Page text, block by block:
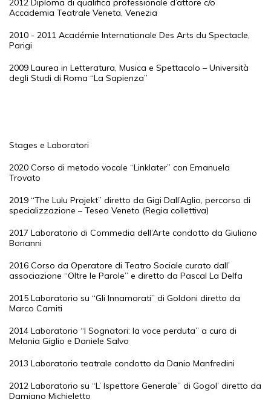
2012 Diploma di qualifica professionale d’attore c/o
Accademia Teatrale Veneta, Venezia
2010 - 2011 Académie Internationale Des Arts du Spectacle,
Parigi
2009 Laurea in Letteratura, Musica e Spettacolo – Università
degli Studi di Roma “La Sapienza”
Stages e Laboratori
2020 Corso di metodo vocale “Linklater” con Emanuela
Trovato
2019 “The Lulu Projekt” diretto da Gigi Dall’Aglio, percorso di
specializzazione – Teseo Veneto (Regia collettiva)
2017 Laboratorio di Commedia dell’Arte condotto da Giuliano
Bonanni
2016 Corso da Operatore di Teatro Sociale curato dall’
associazione “Oltre le Parole” e diretto da Pascal La Delfa
2015 Laboratorio su “Gli Innamorati” di Goldoni diretto da
Marco Carniti
2014 Laboratorio “I Sognatori: la voce perduta” a cura di
Melania Giglio e Daniele Salvo
2013 Laboratorio teatrale condotto da Danio Manfredini
2012 Laboratorio su “L’ Ispettore Generale” di Gogol’ diretto da
Damiano Michieletto